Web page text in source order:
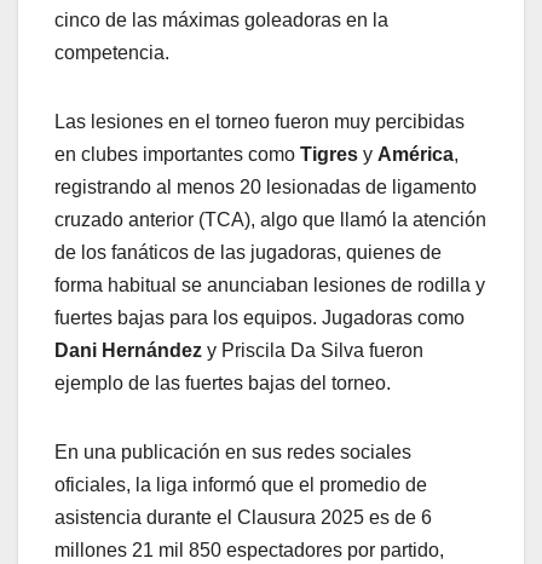
cinco de las máximas goleadoras en la
competencia.
Las lesiones en el torneo fueron muy percibidas
en clubes importantes como Tigres y América,
registrando al menos 20 lesionadas de ligamento
cruzado anterior (TCA), algo que llamó la atención
de los fanáticos de las jugadoras, quienes de
forma habitual se anunciaban lesiones de rodilla y
fuertes bajas para los equipos. Jugadoras como
Dani Hernández y Priscila Da Silva fueron
ejemplo de las fuertes bajas del torneo.
En una publicación en sus redes sociales
oficiales, la liga informó que el promedio de
asistencia durante el Clausura 2025 es de 6
millones 21 mil 850 espectadores por partido,